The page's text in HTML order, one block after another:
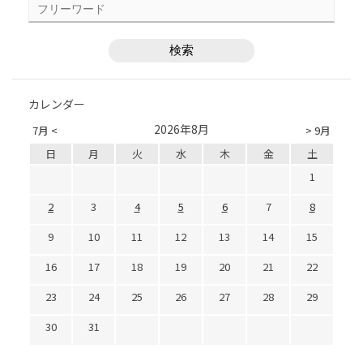
カレンダー
7月 < > 9月
2026年8月
日 月 火 水 木 金
土
1
2
3 4 5 6 7
8
9
10 11 12 13 14
15
16
17 18 19 20 21
22
23
24 25 26 27 28
29
30
31